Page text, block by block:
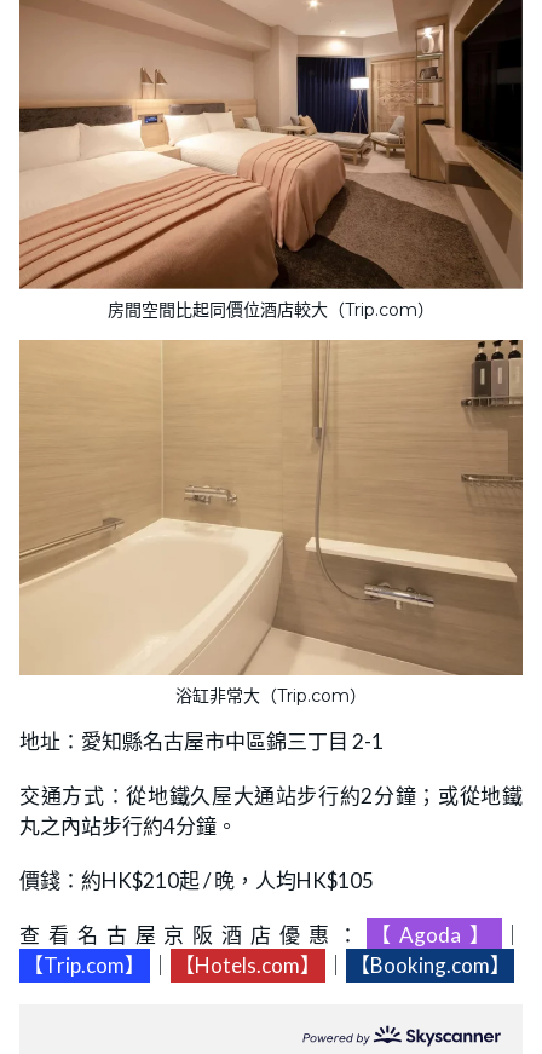
房間空間比起同價位酒店較大（Trip.com）
浴缸非常大（Trip.com）
地址：愛知縣名古屋市中區錦三丁目 2-1
交通方式：從地鐵久屋大通站步行約2分鐘；或從地鐵
丸之內站步行約4分鐘。
價錢：約HK$210起 / 晚，人均HK$105
查看名古屋京阪酒店優惠： 【Agoda】
【Trip.com】
【Hotels.com】 【Booking.com】